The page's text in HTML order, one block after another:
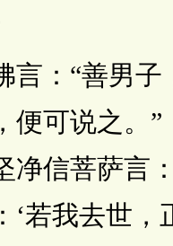
：“善男子
便可说之。”
信菩萨言：
‘若我去世，